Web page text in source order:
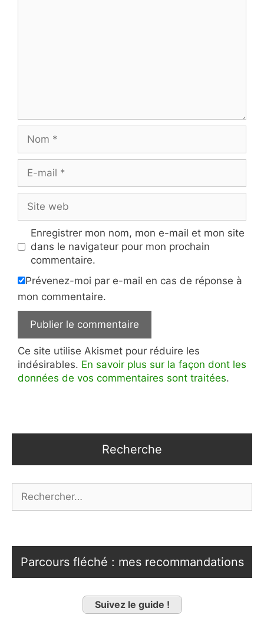
mail
web
Enregistrer mon nom, mon e-mail et mon site
dans le navigateur pour mon prochain
commentaire.
Prévenez-moi par e-mail en cas de réponse à
mon commentaire.
Ce site utilise Akismet pour réduire les
indésirables. En savoir plus sur la façon dont les
données de vos commentaires sont traitées.
Recherche
Parcours fléché : mes recommandations
Suivez le guide !